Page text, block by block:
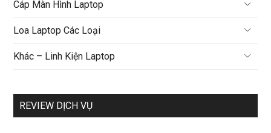
Cáp Màn Hình Laptop
Loa Laptop Các Loại
Khác – Linh Kiện Laptop
REVIEW DỊCH VỤ